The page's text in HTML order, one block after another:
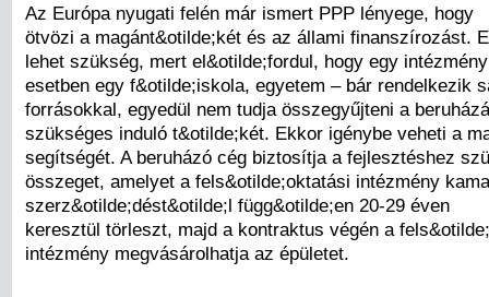
Az Európa nyugati felén már ismert PPP lényege, hogy
ötvözi a magánt&otilde;két és az állami finanszírozást.
lehet szükség, mert el&otilde;fordul, hogy egy
esetben egy f&otilde;iskola, egyetem – bár rendelkezik
forrásokkal, egyedül nem tudja összegyűjteni a
szükséges induló t&otilde;két. Ekkor igénybe veheti a
segítségét. A beruházó cég biztosítja a fejlesztéshez
összeget, amelyet a fels&otilde;oktatási intézmény
szerz&otilde;dést&otilde;l függ&otilde;en 20-29 éven
keresztül törleszt, majd a kontraktus végén a
intézmény megvásárolhatja az épületet.